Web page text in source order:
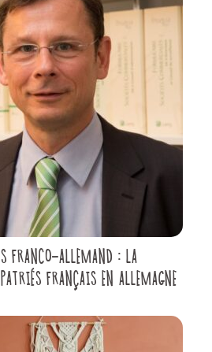
FRANCO-ALLEMAND : LA
FRANÇAIS EN ALLEMAGNE